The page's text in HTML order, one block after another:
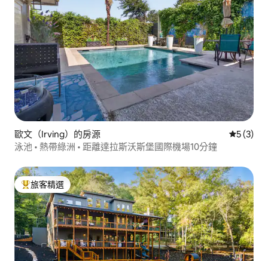
歐文（Irving）的房源 從 3 則評
5 (3)
泳池 • 熱帶綠洲 • 距離達拉斯沃斯堡國際機場10分鐘
旅客精選榜首
旅客精選